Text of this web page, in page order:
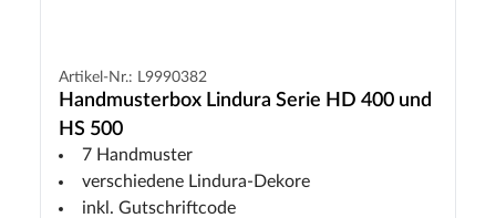
Artikel-Nr.: L9990382
Handmusterbox Lindura Serie HD 400 und
HS 500
7 Handmuster
verschiedene Lindura-Dekore
inkl. Gutschriftcode